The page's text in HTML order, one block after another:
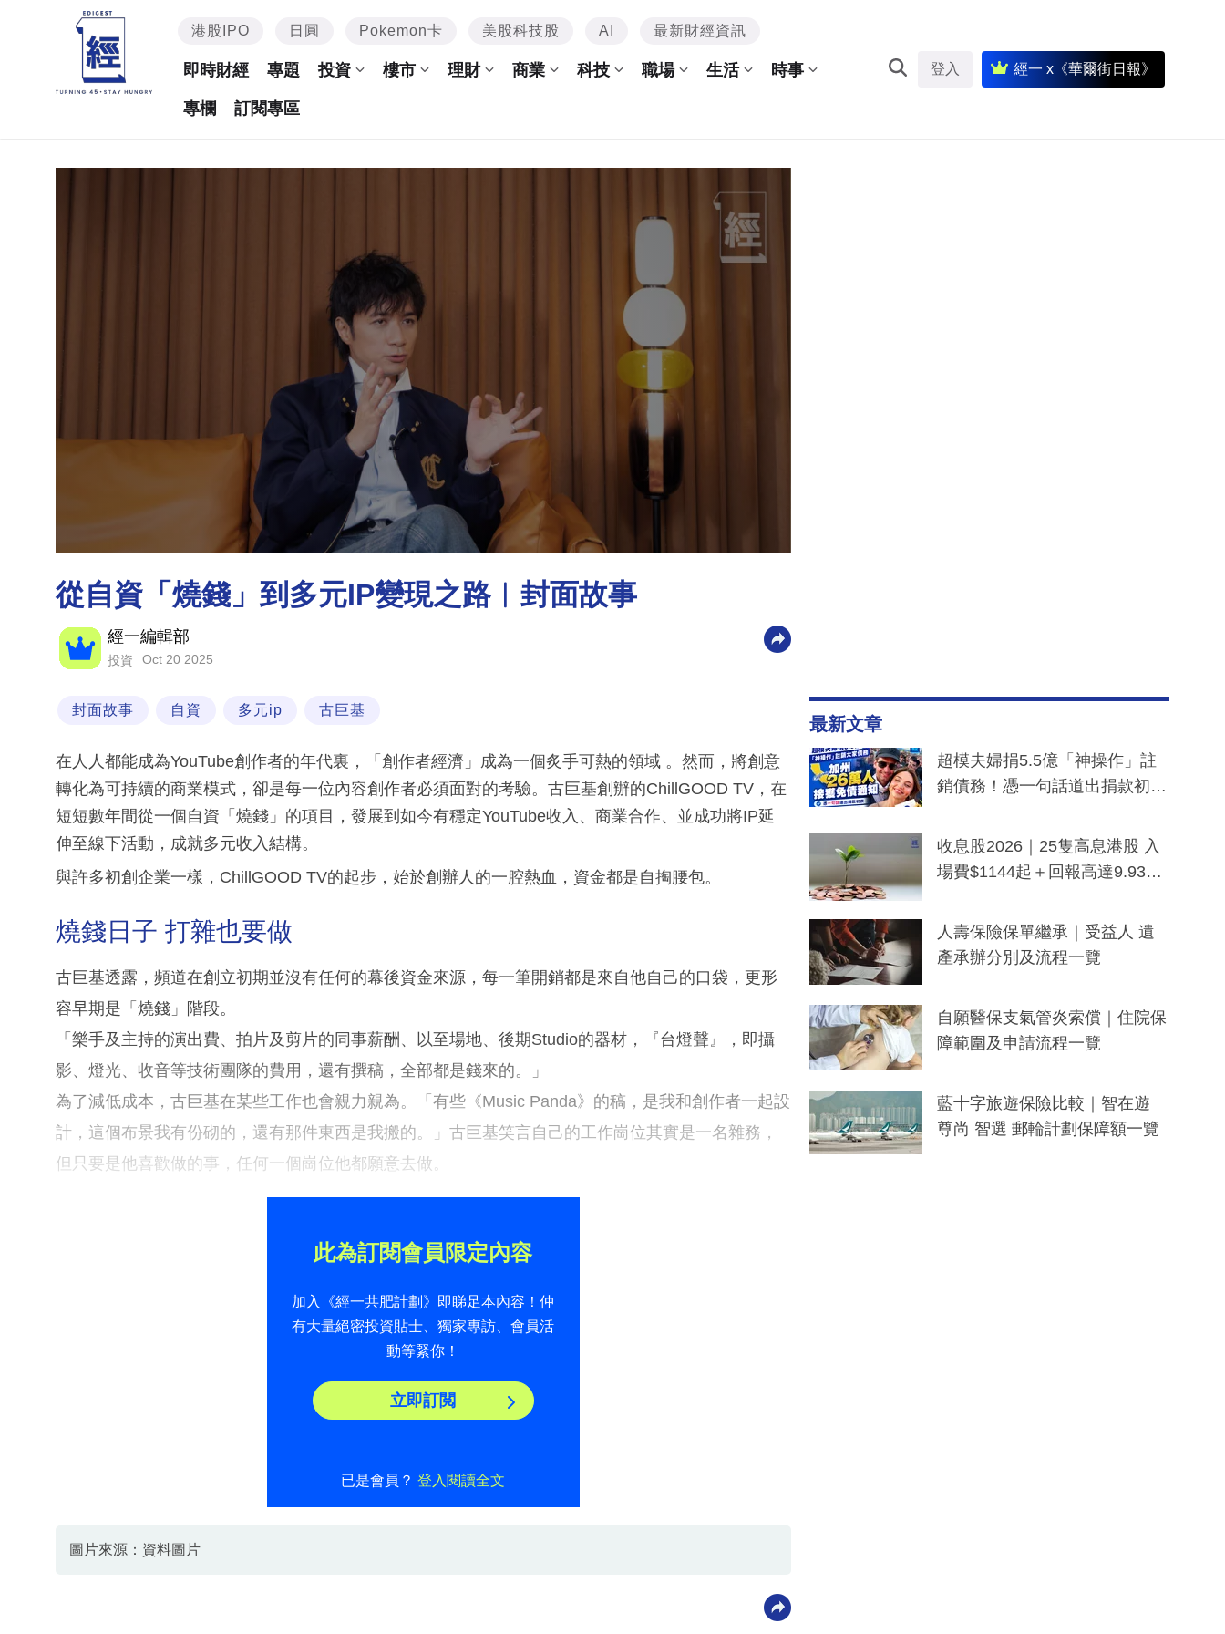
港股IPO 日圓 Pokemon卡 美股科技股 AI 最新財經資訊
即時財經 專題 投資 樓市 理財 商業 科技 職場 生活 時事
專欄 訂閱專區
登入 經一 x《華爾街日報》
從自資「燒錢」到多元IP變現之路︳封面故事
經一編輯部
投資 Oct 20 2025
封面故事 自資 多元ip 古巨基
在人人都能成為YouTube創作者的年代裏，「創作者經濟」成為一個炙手可熱的領域 。然而，將創意
轉化為可持續的商業模式，卻是每一位內容創作者必須面對的考驗。古巨基創辦的ChillGOOD TV，在
短短數年間從一個自資「燒錢」的項目，發展到如今有穩定YouTube收入、商業合作、並成功將IP延
伸至線下活動，成就多元收入結構。
與許多初創企業一樣，ChillGOOD TV的起步，始於創辦人的一腔熱血，資金都是自掏腰包。
燒錢日子 打雜也要做
古巨基透露，頻道在創立初期並沒有任何的幕後資金來源，每一筆開銷都是來自他自己的口袋，更形
容早期是「燒錢」階段。
「樂手及主持的演出費、拍片及剪片的同事薪酬、以至場地、後期Studio的器材，『台燈聲』，即攝
影、燈光、收音等技術團隊的費用，還有撰稿，全部都是錢來的。」
為了減低成本，古巨基在某些工作也會親力親為。「有些《Music Panda》的稿，是我和創作者一起設
計，這個布景我有份砌的，還有那件東西是我搬的。」古巨基笑言自己的工作崗位其實是一名雜務，
但只要是他喜歡做的事，任何一個崗位他都願意去做。
此為訂閱會員限定內容
加入《經一共肥計劃》即睇足本內容！仲
有大量絕密投資貼士、獨家專訪、會員活
動等緊你！
立即訂閲
已是會員？登入閱讀全文
圖片來源：資料圖片
最新文章
超模夫婦捐5.5億「神操作」註
銷債務！憑一句話道出捐款初
一度被誤當詐騙手段
收息股2026｜25隻高息港股 入
場費$1144起＋回報高達9.93
人壽保險保單繼承｜受益人 遺
產承辦分別及流程一覽
自願醫保支氣管炎索償｜住院保
障範圍及申請流程一覽
藍十字旅遊保險比較｜智在遊
尊尚 智選 郵輪計劃保障額一覽